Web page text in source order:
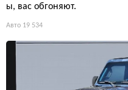
ы, вас обгоняют.
Авто 19 534